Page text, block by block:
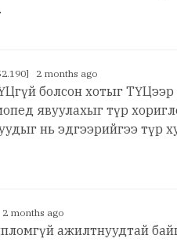
2 months ago
болсон хотыг
явуулахыг түр
нь эдгээрийгээ түр
months ago
ажилтнуудтай